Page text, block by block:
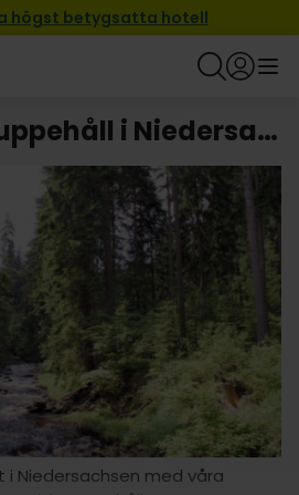
högst betygsatta hotell
Romantiska uppehåll i Niedersachsen
i Niedersachsen med våra